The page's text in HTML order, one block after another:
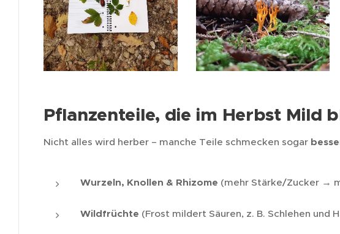
Pflanzenteile, die im Herbst Mild
Nicht alles wird herber – manche Teile schmecken sogar
Wurzeln, Knollen & Rhizome (mehr Stärke/Zucker →
Wildfrüchte (Frost mildert Säuren, z. B. Schlehen und